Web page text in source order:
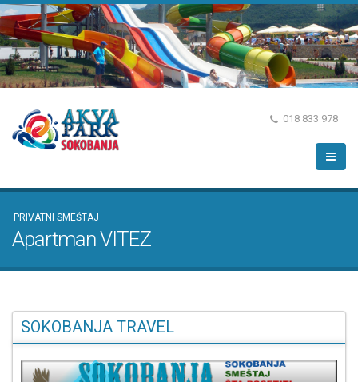
018 833 978
PRIVATNI SMEŠTAJ
Apartman VITEZ
SOKOBANJA TRAVEL